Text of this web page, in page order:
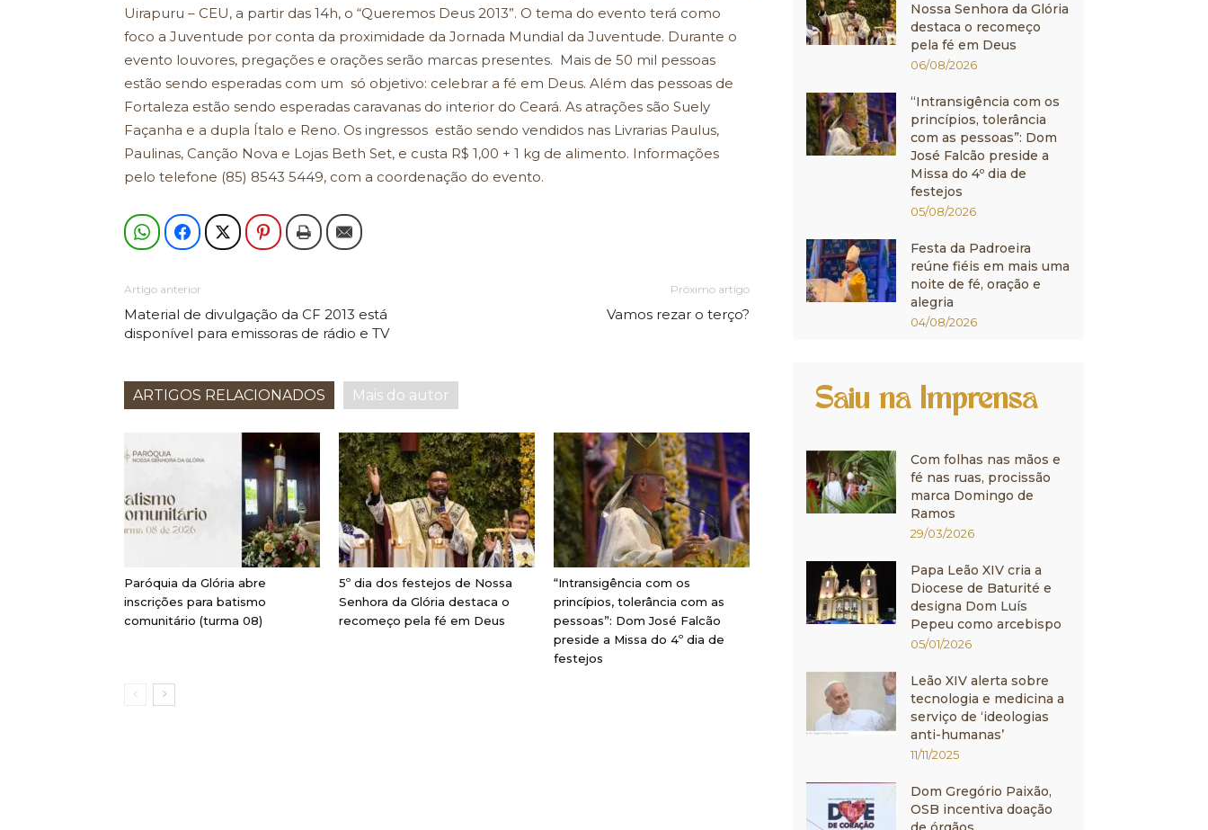
Uirapuru – CEU, a partir das 14h, o “Queremos Deus 2013”. O tema do evento terá como
foco a Juventude por conta da proximidade da Jornada Mundial da Juventude. Durante o
evento louvores, pregações e orações serão marcas presentes. Mais de 50 mil pessoas
estão sendo esperadas com um só objetivo: celebrar a fé em Deus. Além das pessoas de
Fortaleza estão sendo esperadas caravanas do interior do Ceará. As atrações são Suely
Façanha e a dupla Ítalo e Reno. Os ingressos estão sendo vendidos nas Livrarias Paulus,
Paulinas, Canção Nova e Lojas Beth Set, e custa R$ 1,00 + 1 kg de alimento. Informações
pelo telefone (85) 8543 5449, com a coordenação do evento.
Artigo anterior
Material de divulgação da CF 2013 está
disponível para emissoras de rádio e TV
Próximo artigo
Vamos rezar o terço?
ARTIGOS RELACIONADOS Mais do autor
Paróquia da Glória abre
inscrições para batismo
comunitário (turma 08)
5º dia dos festejos de Nossa
Senhora da Glória destaca o
recomeço pela fé em Deus
“Intransigência com os
princípios, tolerância com as
pessoas”: Dom José Falcão
preside a Missa do 4º dia de
festejos
Nossa Senhora da Glória
destaca o recomeço
pela fé em Deus
06/08/2026
“Intransigência com os
princípios, tolerância
com as pessoas”: Dom
José Falcão preside a
Missa do 4º dia de
festejos
05/08/2026
Festa da Padroeira
reúne fiéis em mais uma
noite de fé, oração e
alegria
04/08/2026
Saiu na Imprensa
Com folhas nas mãos e
fé nas ruas, procissão
marca Domingo de
Ramos
29/03/2026
Papa Leão XIV cria a
Diocese de Baturité e
designa Dom Luís
Pepeu como arcebispo
05/01/2026
Leão XIV alerta sobre
tecnologia e medicina a
serviço de ‘ideologias
anti-humanas’
11/11/2025
Dom Gregório Paixão,
OSB incentiva doação